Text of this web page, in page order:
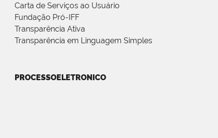
Carta de Serviços ao Usuário
Fundação Pró-IFF
Transparência Ativa
Transparência em Linguagem Simples
PROCESSOELETRONICO